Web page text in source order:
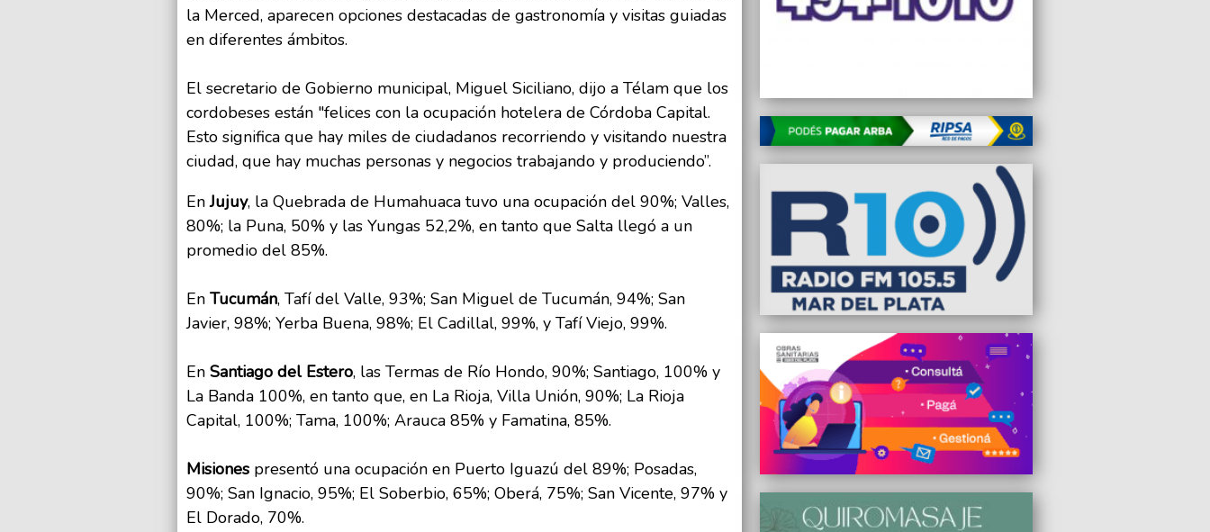
la Merced, aparecen opciones destacadas de gastronomía y visitas guiadas
en diferentes ámbitos.
El secretario de Gobierno municipal, Miguel Siciliano, dijo a Télam que los
cordobeses están "felices con la ocupación hotelera de Córdoba Capital.
Esto significa que hay miles de ciudadanos recorriendo y visitando nuestra
ciudad, que hay muchas personas y negocios trabajando y produciendo”.
EnJujuy, la Quebrada de Humahuaca tuvo una ocupación del 90%; Valles,
80%; la Puna, 50% y las Yungas 52,2%, en tanto que Salta llegó a un
promedio del 85%.
En Tucumán, Tafí del Valle, 93%; San Miguel de Tucumán, 94%; San
Javier, 98%; Yerba Buena, 98%; El Cadillal, 99%, y Tafí Viejo, 99%.
En Santiago del Estero, las Termas de Río Hondo, 90%; Santiago, 100% y
La Banda 100%, en tanto que, en La Rioja, Villa Unión, 90%; La Rioja
Capital, 100%; Tama, 100%; Arauca 85% y Famatina, 85%.
Misiones presentó una ocupación en Puerto Iguazú del 89%; Posadas,
90%; San Ignacio, 95%; El Soberbio, 65%; Oberá, 75%; San Vicente, 97% y
El Dorado, 70%.